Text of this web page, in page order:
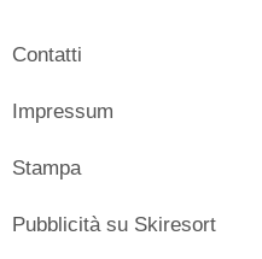
Contatti
Impressum
Stampa
Pubblicità su Skiresort